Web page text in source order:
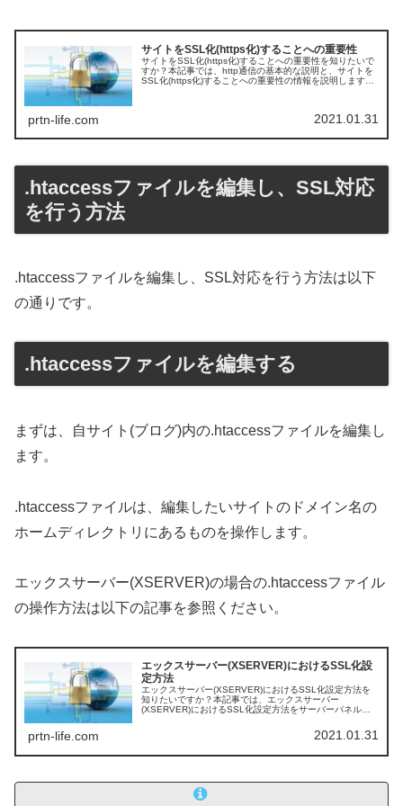
サイトをSSL化(https化)することへの重要性
サイトをSSL化(https化)することへの重要性を知りたいで
すか？本記事では、http通信の基本的な説明と、サイトを
SSL化(https化)することへの重要性の情報を説明します。
prtn-life.com 2021.01.31
.htaccessファイルを編集し、SSL対応
を行う方法
.htaccessファイルを編集し、SSL対応を行う方法は以下
の通りです。
.htaccessファイルを編集する
まずは、自サイト(ブログ)内の.htaccessファイルを編集し
ます。
.htaccessファイルは、編集したいサイトのドメイン名の
ホームディレクトリにあるものを操作します。
エックスサーバー(XSERVER)の場合の.htaccessファイル
の操作方法は以下の記事を参照ください。
エックスサーバー(XSERVER)におけるSSL化設
定方法
エックスサーバー(XSERVER)におけるSSL化設定方法を
知りたいですか？本記事では、エックスサーバー
(XSERVER)におけるSSL化設定方法をサーバーパネル画
ー(XSERVER)におけるSSL化設定方法を知りたい方は必
prtn-life.com 2021.01.31